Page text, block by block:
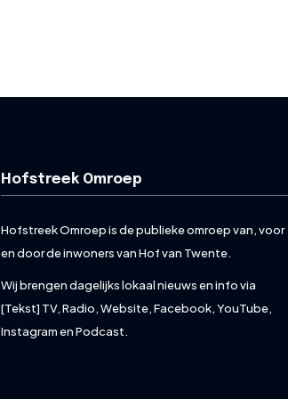
Hofstreek Omroep
Hofstreek Omroep is de publieke omroep van, voor
en door de inwoners van Hof van Twente.
Wij brengen dagelijks lokaal nieuws en info via
[Tekst] TV, Radio, Website, Facebook, YouTube,
Instagram en Podcast.